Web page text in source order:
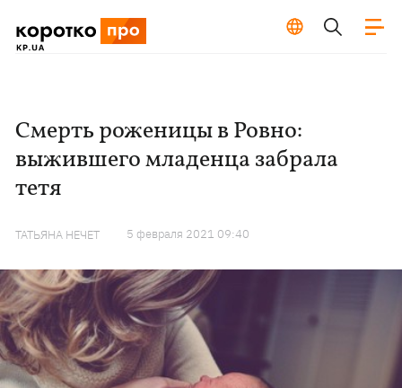
Смерть роженицы в Ровно:
выжившего младенца забрала
тетя
ТАТЬЯНА НЕЧЕТ 5 февраля 2021 09:40